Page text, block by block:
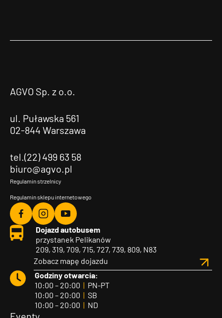
AGVO Sp. z o.o.
ul. Puławska 561
02-844 Warszawa
tel.(22) 499 63 58
biuro@agvo.pl
Regulamin strzelnicy
Regulamin sklepu internetowego
Agvo
Facebook
Agvo
Instagram
Agvo
YouTube
Dojazd autobusem
przystanek Pelikanów
209, 319, 709, 715, 727, 739, 809, N83
Zobacz mapę dojazdu
Godziny otwarcia:
10:00 – 20:00 | PN-PT
10:00 – 20:00 | SB
10:00 – 20:00 | ND